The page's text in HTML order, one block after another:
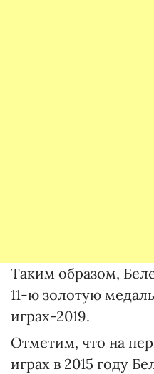
Таким образом,
11-ю золотую
играх-2019.
Отметим, что на
играх в 2015 году